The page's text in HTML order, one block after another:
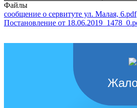
Файлы
сообщение о сервитуте ул. Малая, 6.pdf
Постановление от